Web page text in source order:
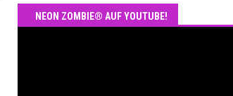
NEON ZOMBIE® AUF YOUTUBE!